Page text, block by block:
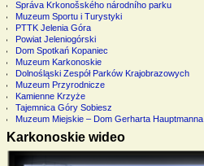
Správa Krkonošského národního parku
Muzeum Sportu i Turystyki
PTTK Jelenia Góra
Powiat Jeleniogórski
Dom Spotkań Kopaniec
Muzeum Karkonoskie
Dolnośląski Zespół Parków Krajobrazowych
Muzeum Przyrodnicze
Kamienne Krzyże
Tajemnica Góry Sobiesz
Muzeum Miejskie – Dom Gerharta Hauptmanna
Karkonoskie wideo